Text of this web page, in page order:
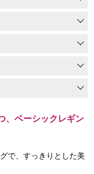
、ベーシックレギン
で、すっきりとした美